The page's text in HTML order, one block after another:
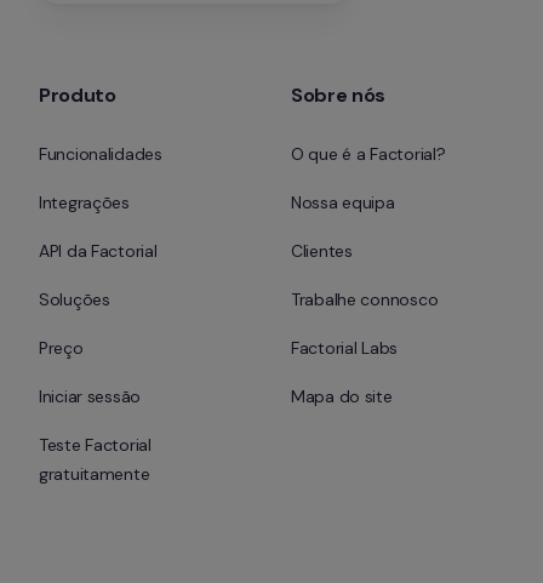
Produto
Funcionalidades
Integrações
API da Factorial
Soluções
Preço
Iniciar sessão
Teste Factorial
gratuitamente
Sobre nós
O que é a Factorial?
Nossa equipa
Clientes
Trabalhe connosco
Factorial Labs
Mapa do site